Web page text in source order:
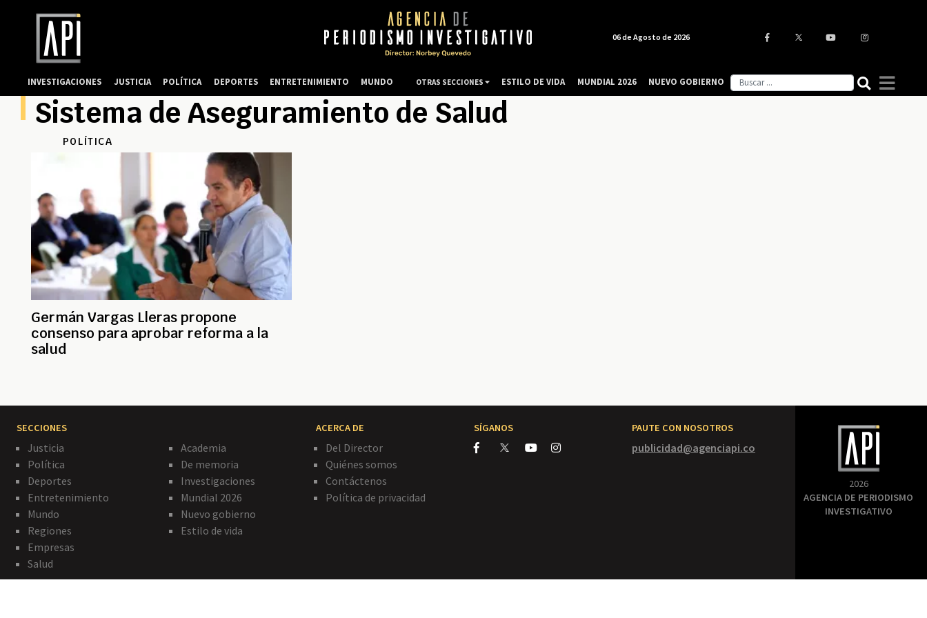
Sistema de Aseguramiento de Salud
POLÍTICA
Germán Vargas Lleras propone
consenso para aprobar reforma a la
salud
SECCIONES
Justicia
Política
Deportes
Entretenimiento
Mundo
Regiones
Empresas
Salud
Academia
De memoria
Investigaciones
Mundial 2026
Nuevo gobierno
Estilo de vida
ACERCA DE
Del Director
Quiénes somos
Contáctenos
Política de privacidad
SÍGANOS PAUTE CON NOSOTROS
publicidad@agenciapi.co
2026
AGENCIA DE PERIODISMO
INVESTIGATIVO
06 de Agosto de 2026
INVESTIGACIONES JUSTICIA POLÍTICA DEPORTES ENTRETENIMIENTO MUNDO OTRAS SECCIONES ESTILO DE VIDA MUNDIAL 2026 NUEVO GOBIERNO